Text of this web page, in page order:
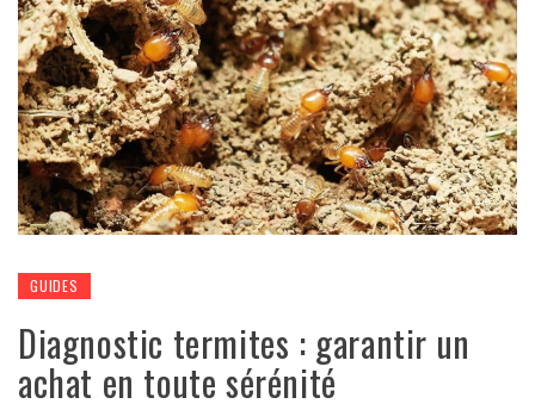
GUIDES
Diagnostic termites : garantir un
achat en toute sérénité